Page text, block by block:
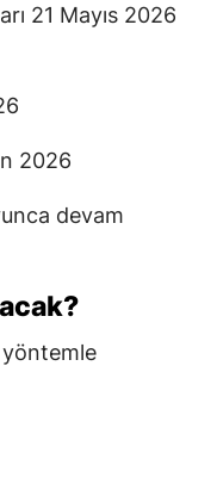
21 Mayıs 2026
2026
devam
yöntemle